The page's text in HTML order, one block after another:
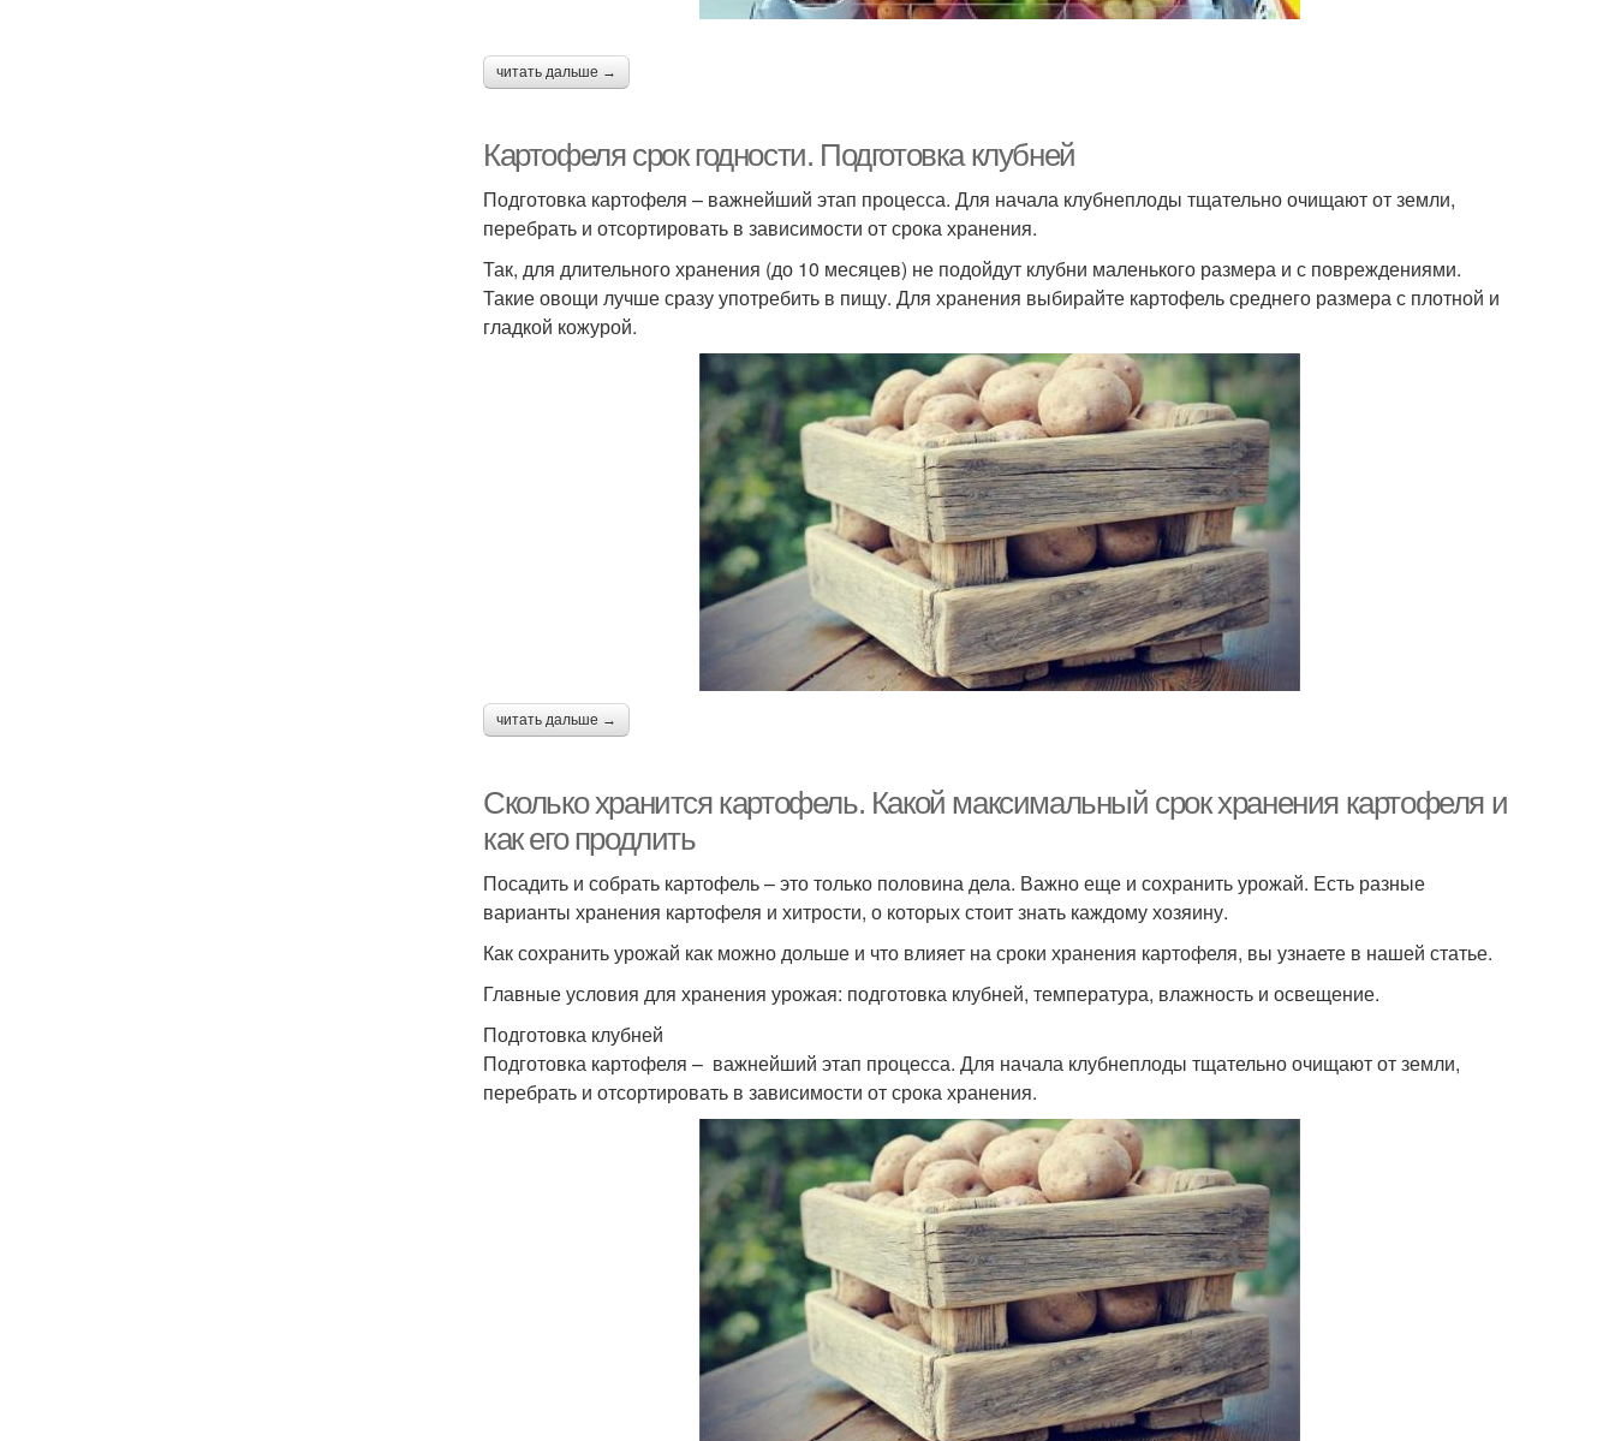
читать дальше →
Картофеля срок годности. Подготовка клубней
Подготовка картофеля – важнейший этап процесса. Для начала клубнеплоды тщательно очищают от земли,
перебрать и отсортировать в зависимости от срока хранения.
Так, для длительного хранения (до 10 месяцев) не подойдут клубни маленького размера и с повреждениями.
Такие овощи лучше сразу употребить в пищу. Для хранения выбирайте картофель среднего размера с плотной и
гладкой кожурой.
читать дальше →
Сколько хранится картофель. Какой максимальный срок хранения картофеля и
как его продлить
Посадить и собрать картофель – это только половина дела. Важно еще и сохранить урожай. Есть разные
варианты хранения картофеля и хитрости, о которых стоит знать каждому хозяину.
Как сохранить урожай как можно дольше и что влияет на сроки хранения картофеля, вы узнаете в нашей статье.
Главные условия для хранения урожая: подготовка клубней, температура, влажность и освещение.
Подготовка клубней
Подготовка картофеля – важнейший этап процесса. Для начала клубнеплоды тщательно очищают от земли,
перебрать и отсортировать в зависимости от срока хранения.